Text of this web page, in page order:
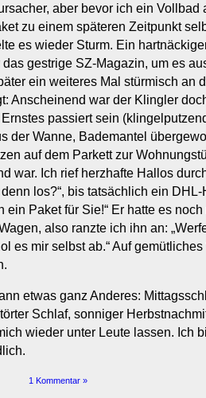
aber bevor ich ein Vollbad
zu einem späteren Zeitpunkt
es wieder Sturm. Ein
gestrige SZ-Magazin, um es
ein weiteres Mal stürmisch an
Anscheinend war der Klingler
passiert sein
der Wanne, Bademantel
auf dem Parkett zur
war. Ich rief herzhafte Hallos
los?“, bis tatsächlich ein DHL-
ein Paket für Sie!“ Er hatte es noch
also ranzte ich ihn an:
es mir selbst ab.“ Auf gemütliches
etwas ganz Anderes:
Schlaf, sonniger
wieder unter Leute lassen. Ich
1 Kommentar »